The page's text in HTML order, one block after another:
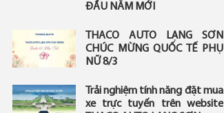
ĐẦU NĂM MỚI
THACO AUTO LẠNG SƠN
CHÚC MỪNG QUỐC TẾ PHỤ
NỮ 8/3
Trải nghiệm tính năng đặt mua
xe trực tuyến trên website